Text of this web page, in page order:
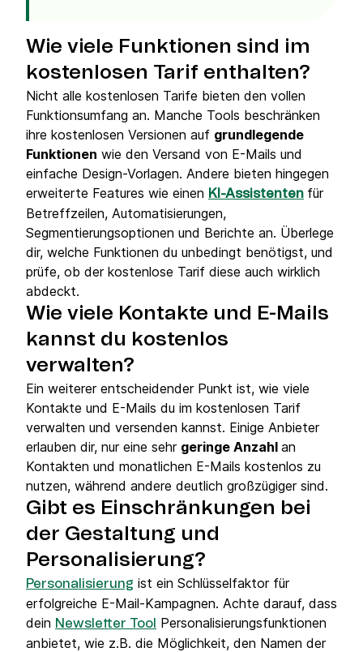
Wie viele Funktionen sind im
kostenlosen Tarif enthalten?
Nicht alle kostenlosen Tarife bieten den vollen
Funktionsumfang an. Manche Tools beschränken
ihre kostenlosen Versionen auf grundlegende
Funktionen wie den Versand von E-Mails und
einfache Design-Vorlagen. Andere bieten hingegen
erweiterte Features wie einen KI-Assistenten für
Betreffzeilen, Automatisierungen,
Segmentierungsoptionen und Berichte an. Überlege
dir, welche Funktionen du unbedingt benötigst, und
prüfe, ob der kostenlose Tarif diese auch wirklich
abdeckt.
Wie viele Kontakte und E-Mails
kannst du kostenlos
verwalten?
Ein weiterer entscheidender Punkt ist, wie viele
Kontakte und E-Mails du im kostenlosen Tarif
verwalten und versenden kannst. Einige Anbieter
erlauben dir, nur eine sehr geringe Anzahl an
Kontakten und monatlichen E-Mails kostenlos zu
nutzen, während andere deutlich großzügiger sind.
Gibt es Einschränkungen bei
der Gestaltung und
Personalisierung?
Personalisierung ist ein Schlüsselfaktor für
erfolgreiche E-Mail-Kampagnen. Achte darauf, dass
dein Newsletter Tool
Personalisierungsfunktionen
anbietet, wie z.B. die Möglichkeit, den Namen der